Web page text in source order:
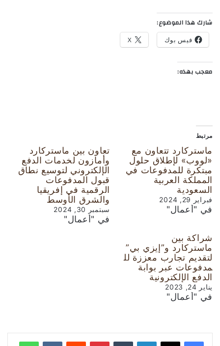
شارك هذا الموضوع:
فيس بوك X
معجب بهذه:
مرتبط
ماستركارد تتعاون مع
«لووب» لإطلاق حلول
مبتكرة للمدفوعات في
المملكة العربية
السعودية
فبراير 29, 2024
في "أعمال"
تعاون بين ماستركارد
وأمازون لخدمات الدفع
الإلكتروني لتوسيع نطاق
قبول المدفوعات
الرقمية في إفريقيا
والشرق الأوسط
سبتمبر 30, 2024
في "أعمال"
شراكة بين
ماستركارد و”إيزي بي”
لتقديم تجارب معززة لل
مدفوعات عبر بوابة
الدفع الإلكترونية
يناير 24, 2023
في "أعمال"
لينكدإن بينتيريست